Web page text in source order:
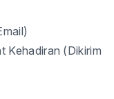
Kehadiran (Dikirim